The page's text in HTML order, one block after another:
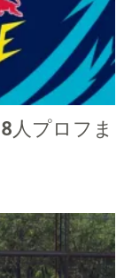
人プロフま